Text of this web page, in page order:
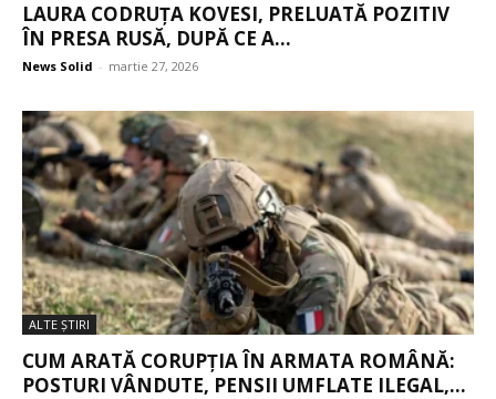
LAURA CODRUȚA KOVESI, PRELUATĂ POZITIV
ÎN PRESA RUSĂ, DUPĂ CE A...
News Solid - martie 27, 2026
ALTE ŞTIRI
CUM ARATĂ CORUPȚIA ÎN ARMATA ROMÂNĂ:
POSTURI VÂNDUTE, PENSII UMFLATE ILEGAL,...